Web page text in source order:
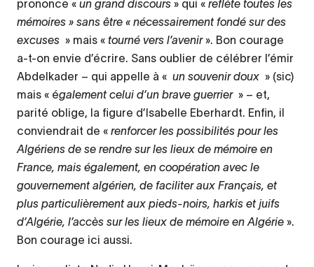
prononce « un grand discours » qui « reflète toutes les
mémoires » sans être « nécessairement fondé sur des
excuses » mais « tourné vers l’avenir». Bon courage
a-t-on envie d’écrire. Sans oublier de célébrer l’émir
Abdelkader – qui appelle à « un souvenir doux » (sic)
mais « également celui d’un brave guerrier » – et,
parité oblige, la figure d’Isabelle Eberhardt. Enfin, il
conviendrait de « renforcer les possibilités pour les
Algériens de se rendre sur les lieux de mémoire en
France, mais également, en coopération avec le
gouvernement algérien, de faciliter aux Français, et
plus particulièrement aux pieds-noirs, harkis et juifs
d’Algérie, l’accès sur les lieux de mémoire en Algérie ».
Bon courage ici aussi.